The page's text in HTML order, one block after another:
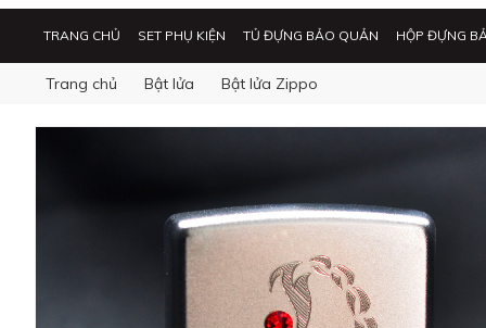
TRANG CHỦ SET PHỤ KIỆN TỦ ĐỰNG BẢO QUẢN HỘP ĐỰNG
Trang chủ Bật lửa Bật lửa Zippo